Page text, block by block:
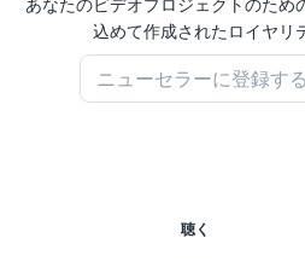
あなたのビデオプロジェクトのため
込めて作成されたロイヤリ
ニューセラーに登録する
聴く